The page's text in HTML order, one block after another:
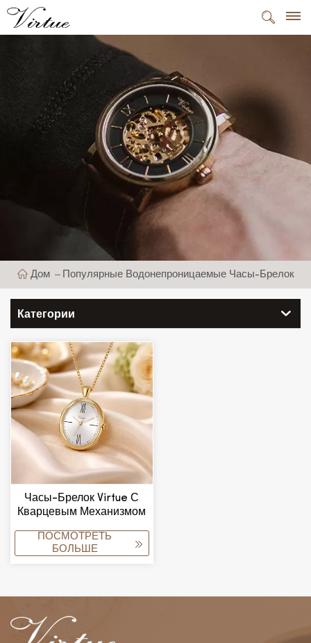
Дом Популярные Водонепроницаемые Часы-Брелок
Категории
Часы-Брелок Virtue С
Кварцевым Механизмом
Управления,
Водонепроницаемость
Слепых,
Тренде.
ПОСМОТРЕТЬ
БОЛЬШЕ